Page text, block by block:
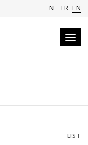
NL FR EN
LIST